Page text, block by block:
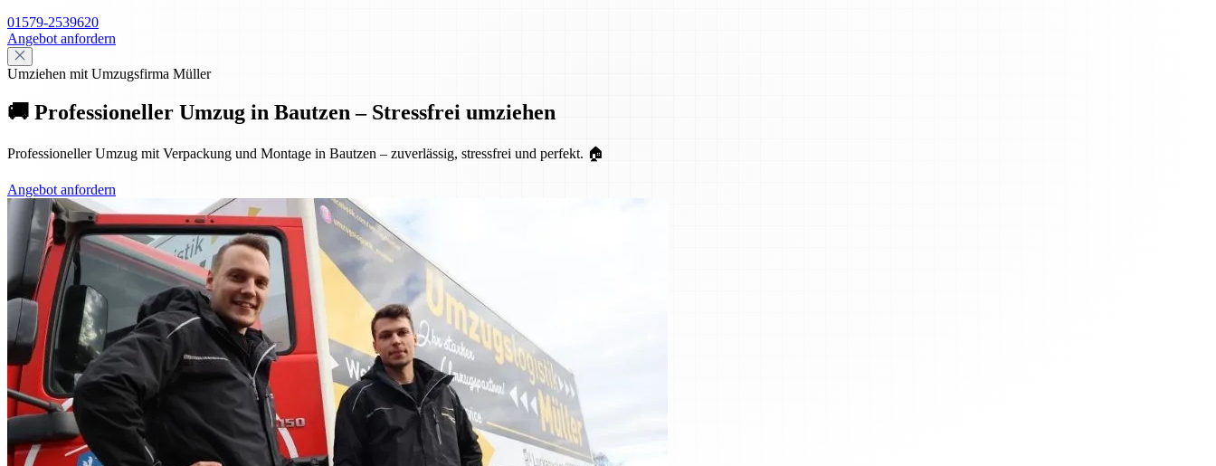
01579-2539620
Angebot anfordern
Umziehen mit Umzugsfirma Müller
🚚 Professioneller Umzug in Bautzen – Stressfrei umziehen
Professioneller Umzug mit Verpackung und Montage in Bautzen – zuverlässig, stressfrei und perfekt. 🏠
Angebot anfordern